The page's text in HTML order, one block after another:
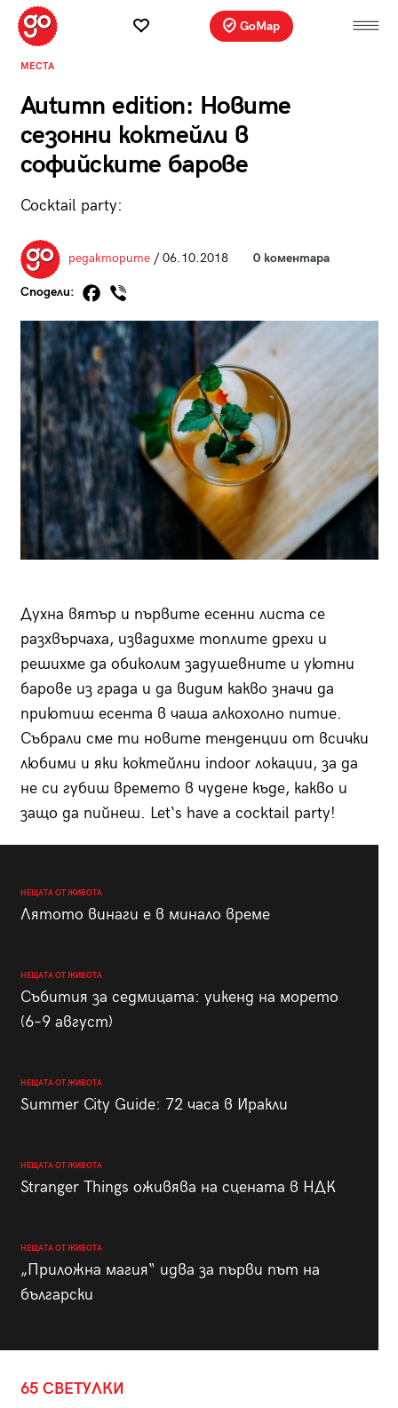
GoMap
МЕСТА
Autumn edition: Новите
сезонни коктейли в
софийските барове
Cocktail party:
редакторите/ 06.10.2018 0 коментара
Сподели:
Духна вятър и първите есенни листа се
разхвърчаха, извадихме топлите дрехи и
решихме да обиколим задушевните и уютни
барове из града и да видим какво значи да
приютиш есента в чаша алкохолно питие.
Събрали сме ти новите тенденции от всички
любими и яки коктейлни indoor локации, за да
не си губиш времето в чудене къде, какво и
защо да пийнеш. Let‘s have a cocktail party!
НЕЩАТА ОТ ЖИВОТА
Лятото винаги е в минало време
НЕЩАТА ОТ ЖИВОТА
Събития за седмицата: уикенд на морето
(6–9 август)
НЕЩАТА ОТ ЖИВОТА
Summer City Guide: 72 часа в Иракли
НЕЩАТА ОТ ЖИВОТА
Stranger Things оживява на сцената в НДК
НЕЩАТА ОТ ЖИВОТА
„Приложна магия“ идва за първи път на
български
65 СВЕТУЛКИ